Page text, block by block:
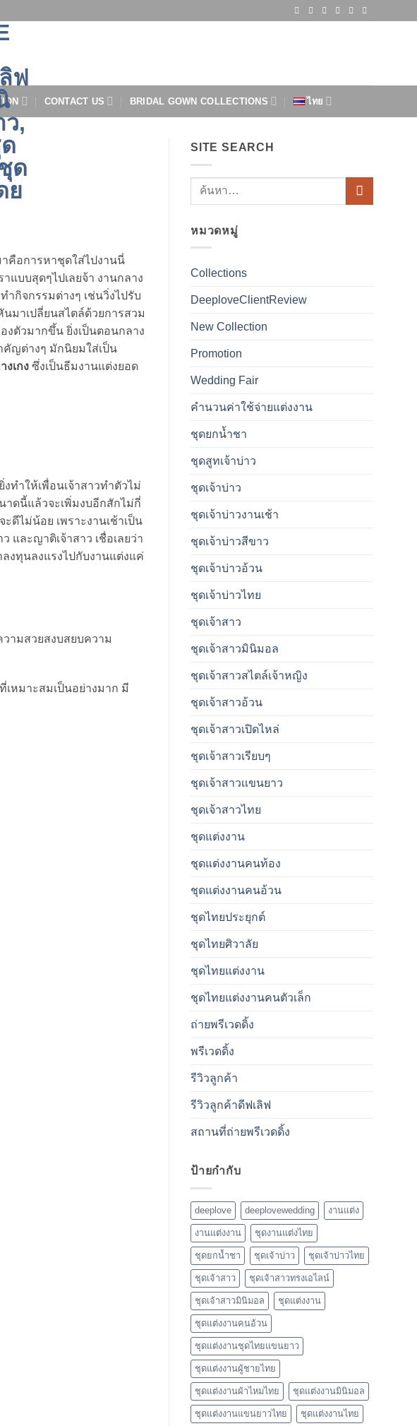
CONTACT US BRIDAL GOWN COLLECTIONS ไทย
คือการหาชุดใส่ไปงานนี่
บบสุดๆไปเลยจ้า งานกลาง
ำกิจกรรมต่างๆ เช่นวิ่งไปรับ
มาเปลี่ยนสไตล์ด้วยการสวม
งตัวมากขึ้น ยิ่งเป็นตอนกลาง
คัญต่างๆ มักนิยมใส่เป็น
งเกง ซึ่งเป็นธีมงานแต่งยอด
ทำให้เพื่อนเจ้าสาวทำตัวไม่
าดนี้แล้วจะเพิ่มงบอีกสักไม่กี่
ดีไม่น้อย เพราะงานเช้าเป็น
และญาติเจ้าสาว เชื่อเลยว่า
งทุนลงแรงไปกับงานแต่งแค่
ามสวยสงบสยบความ
เหมาะสมเป็นอย่างมาก มี
SITE SEARCH
หมวดหมู่
Collections
DeeploveClientReview
New Collection
Promotion
Wedding Fair
คำนวนค่าใช้จ่ายแต่งงาน
ชุดยกน้ำชา
ชุดสูทเจ้าบ่าว
ชุดเจ้าบ่าว
ชุดเจ้าบ่าวงานเช้า
ชุดเจ้าบ่าวสีขาว
ชุดเจ้าบ่าวอ้วน
ชุดเจ้าบ่าวไทย
ชุดเจ้าสาว
ชุดเจ้าสาวมินิมอล
ชุดเจ้าสาวสไตล์เจ้าหญิง
ชุดเจ้าสาวอ้วน
ชุดเจ้าสาวเปิดไหล่
ชุดเจ้าสาวเรียบๆ
ชุดเจ้าสาวเเขนยาว
ชุดเจ้าสาวไทย
ชุดแต่งงาน
ชุดแต่งงานคนท้อง
ชุดแต่งงานคนอ้วน
ชุดไทยประยุกต์
ชุดไทยศิวาลัย
ชุดไทยแต่งงาน
ชุดไทยแต่งงานคนตัวเล็ก
ถ่ายพรีเวดดิ้ง
พรีเวดดิ้ง
รีวิวลูกค้า
รีวิวลูกค้าดีฟเลิฟ
สถานที่ถ่ายพรีเวดดิ้ง
ป้ายกำกับ
deeplove deeplovewedding งานแต่ง
งานแต่งงาน ชุดงานแต่งไทย
ชุดยกน้ำชา ชุดเจ้าบ่าว ชุดเจ้าบ่าวไทย
ชุดเจ้าสาว ชุดเจ้าสาวทรงเอไลน์
ชุดเจ้าสาวมินิมอล ชุดแต่งงาน
ชุดแต่งงานคนอ้วน
ชุดแต่งงานชุดไทยแขนยาว
ชุดแต่งงานผู้ชายไทย
ชุดแต่งงานผ้าไหมไทย ชุดแต่งงานมินิมอล
ชุดแต่งงานแขนยาวไทย ชุดแต่งงานไทย